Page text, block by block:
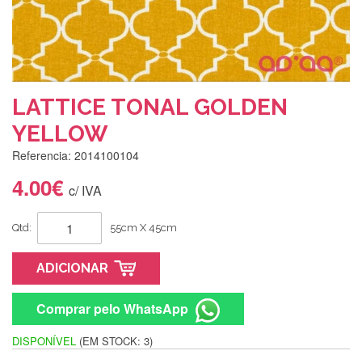
LATTICE TONAL GOLDEN
YELLOW
Referencia: 2014100104
4.00€ c/ IVA
Qtd: 55cm X 45cm
ADICIONAR
Comprar pelo WhatsApp
DISPONÍVEL (EM STOCK: 3)